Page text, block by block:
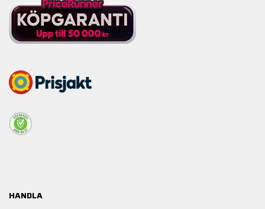
HANDLA